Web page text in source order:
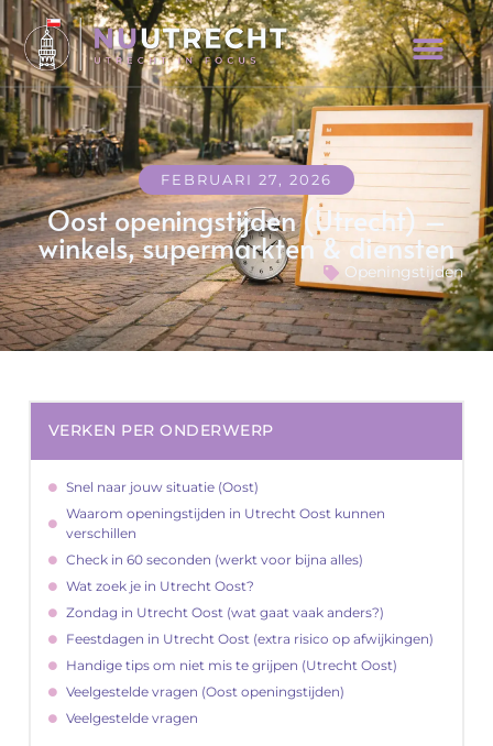
FEBRUARI 27, 2026
Oost openingstijden (Utrecht) –
winkels, supermarkten & diensten
Openingstijden
VERKEN PER ONDERWERP
Snel naar jouw situatie (Oost)
Waarom openingstijden in Utrecht Oost kunnen
verschillen
Check in 60 seconden (werkt voor bijna alles)
Wat zoek je in Utrecht Oost?
Zondag in Utrecht Oost (wat gaat vaak anders?)
Feestdagen in Utrecht Oost (extra risico op afwijkingen)
Handige tips om niet mis te grijpen (Utrecht Oost)
Veelgestelde vragen (Oost openingstijden)
Veelgestelde vragen